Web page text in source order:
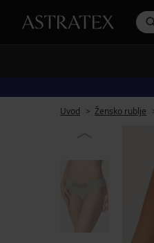
Uvod Žensko rublje